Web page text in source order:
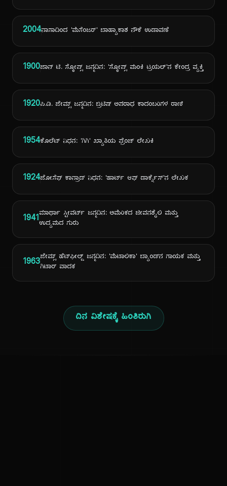
2004ನಾಸಾದಿಂದ 'ಮೆಸೆಂಜರ್' ಬಾಹ್ಯಾಕಾಶ ನೌಕೆ ಉಡಾವಣೆ
1900ಜಾನ್ ಟಿ. ಸ್ಕೋಪ್ಸ್ ಜನ್ಮದಿನ: 'ಸ್ಕೋಪ್ಸ್ ಮಂಕಿ ಟ್ರಯಲ್'ನ ಕೇಂದ್ರ ವ್ಯಕ್ತಿ
1920ಪಿ.ಡಿ. ಜೇಮ್ಸ್ ಜನ್ಮದಿನ: ಬ್ರಿಟಿಷ್ ಅಪರಾಧ ಕಾದಂಬರಿಗಳ ರಾಣಿ
1954ಕೊಲೆಟ್ ನಿಧನ: 'ಗಿಗಿ' ಖ್ಯಾತಿಯ ಫ್ರೆಂಚ್ ಲೇಖಕಿ
1924ಜೋಸೆಫ್ ಕಾನ್ರಾಡ್ ನಿಧನ: 'ಹಾರ್ಟ್ ಆಫ್ ಡಾರ್ಕ್ನೆಸ್'ನ ಲೇಖಕ
1941ಮಾರ್ಥಾ ಸ್ಟೀವರ್ಟ್ ಜನ್ಮದಿನ: ಅಮೆರಿಕದ ಜೀವನಶೈಲಿ ಮತ್ತು
ಉದ್ಯಮದ ಗುರು
1963ಜೇಮ್ಸ್ ಹೆಟ್‌ಫೀಲ್ಡ್ ಜನ್ಮದಿನ: 'ಮೆಟಾಲಿಕಾ' ಬ್ಯಾಂಡ್‌ನ ಗಾಯಕ ಮತ್ತು
ಗಿಟಾರ್ ವಾದಕ
ದಿನ ವಿಶೇಷಕ್ಕೆ ಹಿಂತಿರುಗಿ